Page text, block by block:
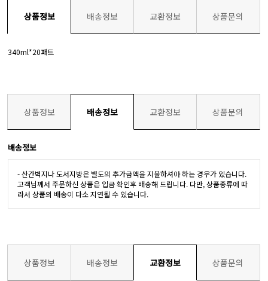
상품정보 배송정보 교환정보 상품문의
340ml*20패트
상품정보 배송정보 교환정보 상품문의
배송정보
- 산간벽지나 도서지방은 별도의 추가금액을 지불하셔야 하는 경우가 있습니다.
고객님께서 주문하신 상품은 입금 확인후 배송해 드립니다. 다만, 상품종류에 따
라서 상품의 배송이 다소 지연될 수 있습니다.
상품정보 배송정보 교환정보 상품문의